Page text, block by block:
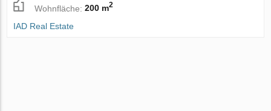
Wohnfläche:200 m2
IAD Real Estate